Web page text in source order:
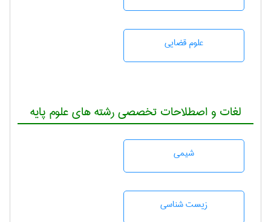
علوم قضایی
لغات و اصطلاحات تخصصی رشته های علوم پایه
شيمی
زيست شناسی